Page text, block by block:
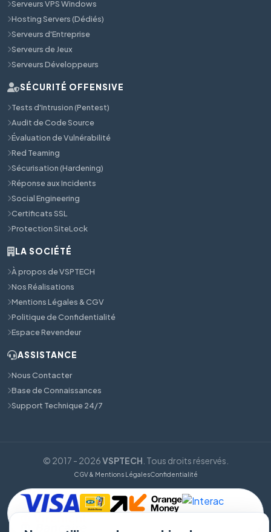
Serveurs VPS Windows
Hosting Servers (Dédiés)
Serveurs d'Entreprise
Serveurs de Jeux
Serveurs Développeurs
SÉCURITÉ OFFENSIVE
Tests d'Intrusion (Pentest)
Audit de Code Source
Évaluation de Vulnérabilité
Red Teaming
Sécurisation (Hardening)
Réponse aux Incidents
Social Engineering
Certificats SSL
Protection SiteLock
LA SOCIÉTÉ
À propos de VSPTECH
Nos Réalisations
Mentions Légales & CGV
Politique de Confidentialité
Espace Revendeur
ASSISTANCE
Nous Contacter
Base de Connaissances
Support Technique 24/7
© 2017 - 2026VSPTECH . Tous droits réservés.
CGV & Mentions LégalesConfidentialité